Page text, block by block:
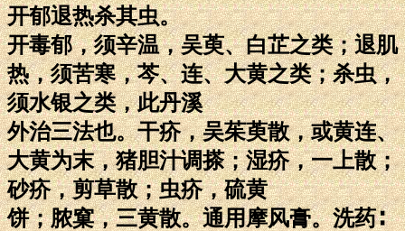
开郁退热杀其虫。
开毒郁，须辛温，吴萸、白芷之类；退肌
热，须苦寒，芩、连、大黄之类；杀虫，
须水银之类，此丹溪
外治三法也。干疥，吴茱萸散，或黄连、
大黄为末，猪胆汁调搽；湿疥，一上散；
砂疥，剪草散；虫疥，硫黄
饼；脓窠，三黄散。通用摩风膏。洗药∶